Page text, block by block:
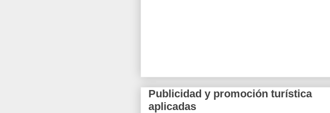
Publicidad y promoción turística
aplicadas